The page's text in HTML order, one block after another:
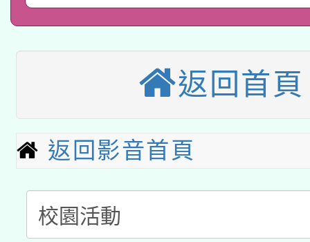
業技術研究院辦理「
用水績優單位及節水達
115年8月22日(星期六
桃園市孔廟祈福系列
開 智慧啟航」
2026年桃園地景藝術
本校115學年度第2次
招甄選結果公告(無人
招)
適應運動共學行動站研
本館辦理115年度閱讀
暨閱讀推動專業研習
科技賦能─人工智慧
礎課程
A3數位素養講師名單
返回首頁
返回影音首頁